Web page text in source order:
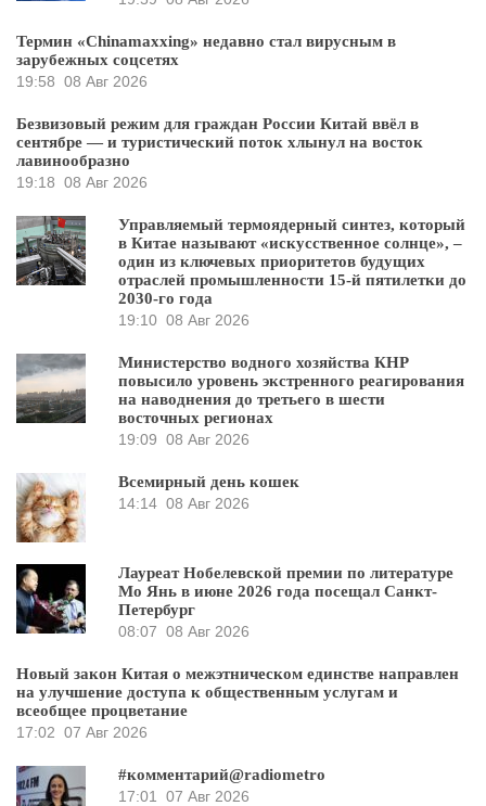
Термин «Chinamaxxing» недавно стал вирусным в
зарубежных соцсетях
19:58 08 Авг 2026
Безвизовый режим для граждан России Китай ввёл в
сентябре — и туристический поток хлынул на восток
лавинообразно
19:18 08 Авг 2026
Управляемый термоядерный синтез, который
в Китае называют «искусственное солнце», –
один из ключевых приоритетов будущих
отраслей промышленности 15-й пятилетки до
2030-го года
19:10 08 Авг 2026
Министерство водного хозяйства КНР
повысило уровень экстренного реагирования
на наводнения до третьего в шести
восточных регионах
19:09 08 Авг 2026
Всемирный день кошек
14:14 08 Авг 2026
Лауреат Нобелевской премии по литературе
Мо Янь в июне 2026 года посещал Санкт-
Петербург
08:07 08 Авг 2026
Новый закон Китая о межэтническом единстве направлен
на улучшение доступа к общественным услугам и
всеобщее процветание
17:02 07 Авг 2026
#комментарий@radiometro
17:01
07 Авг 2026